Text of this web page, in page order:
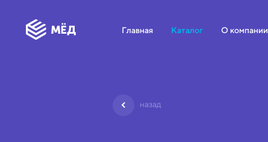
Главная Каталог О компании
назад